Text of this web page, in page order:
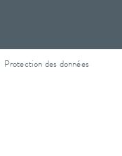
Protection des données